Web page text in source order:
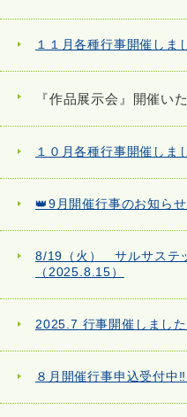
１１月各種行事開催しま
『作品展示会』開催い
１０月各種行事開催しま
👑9月開催行事のお知ら
8/19（火） サルサステ
（2025.8.15）
2025.7 行事開催しました
８月開催行事申込受付中